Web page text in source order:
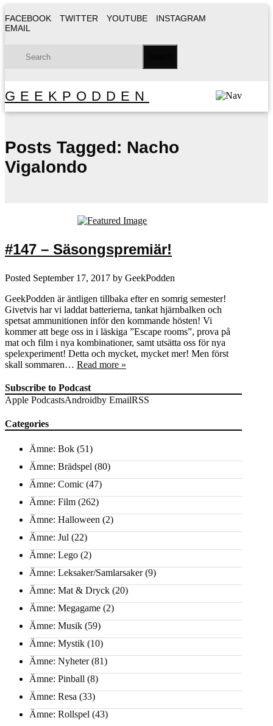
FACEBOOK TWITTER YOUTUBE
INSTAGRAM
EMAIL
GEEKPODDEN
Posts Tagged: Nacho
Vigalondo
#147 – Säsongspremiär!
Posted September 17, 2017 by GeekPodden
GeekPodden är äntligen tillbaka efter en somrig semester!
Givetvis har vi laddat batterierna, tankat hjärnbalken och
spetsat ammunitionen inför den kommande hösten! Vi
kommer att bege oss in i läskiga ”Escape rooms”, prova på
mat och film i nya kombinationer, samt utsätta oss för nya
spelexperiment! Detta och mycket, mycket mer! Men först
skall sommaren… Read more »
Subscribe to Podcast
Apple PodcastsAndroidby EmailRSS
Categories
Ämne: Bok (51)
Ämne: Brädspel (80)
Ämne: Comic (47)
Ämne: Film (262)
Ämne: Halloween (2)
Ämne: Jul (22)
Ämne: Lego (2)
Ämne: Leksaker/Samlarsaker(9)
Ämne: Mat & Dryck (20)
Ämne: Megagame (2)
Ämne: Musik (59)
Ämne: Mystik (10)
Ämne: Nyheter(81)
Ämne: Pinball (8)
Ämne: Resa (33)
Ämne: Rollspel (43)